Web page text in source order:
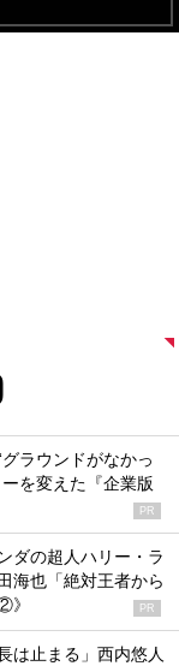
ラウンドがなかっ
を変えた『企業版
PR
ダの超人ハリー・ラ
海也「絶対王者から
》
PR
は止まる」西内悠人